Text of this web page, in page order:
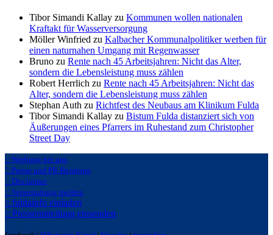
Tibor Simandi Kallay zu Kommunen wollen nationalen
Kraftakt für Wasserversorgung
Möller Winfried zu Kalbacher Kommunalpolitiker werben für
einen naturnahen Umgang mit Regenwasser
Bruno zu Rente nach 45 Arbeitsjahren: Nicht das Alter,
sondern die Lebensleistung muss zählen
Robert Herrlich zu Rente nach 45 Arbeitsjahren: Nicht das
Alter, sondern die Lebensleistung muss zählen
Stephan Auth zu Richtfest des Neubaus am Klinikum Fulda
Tibor Simandi Kallay zu Bistum Fulda distanziert sich von
Äußerungen eines Pfarrers im Ruhestand zum Christopher
Street Day
:: Werbung bei uns
:: Presse und PR-Beratung
:: Disclaimer
:: Veranstaltung melden
:: fuldainfo einladen
:: Pressemitteilung einsenden